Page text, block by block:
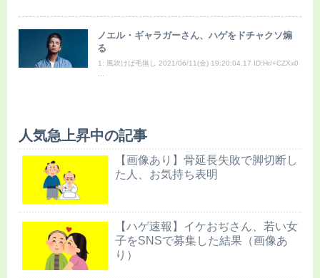
ノエル・ギャラガーさん、ハゲをドチャクソ煽
る
1: 風吹けば毛無し 2021/06/11(金) 19:20:04.17 ID:Hr/+CZXx0
人気急上昇中の記事
【画像あり】骨延長失敗で脚切断し
た人、お気持ち表明
【ハゲ速報】イケおぢさん、若い女
子をSNSで募集した結果（画像あ
り）